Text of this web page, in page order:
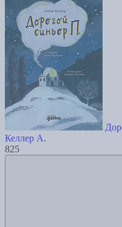
Келлер А.
825